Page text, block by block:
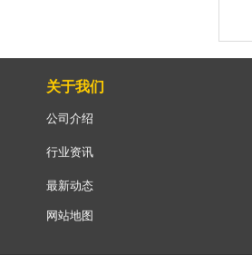
关于我们
公司介绍
行业资讯
最新动态
网站地图